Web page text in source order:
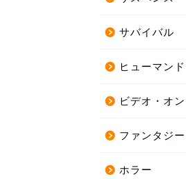
サバイバル
ヒューマン
ビデオ・オ
ファンタジー
ホラー